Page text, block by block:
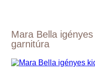
Mara Bella
garnitúra